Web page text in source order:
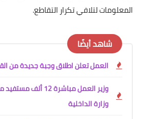
المعلومات لتلافي تكرار التقاطع.
شاهد أيضًا
العمل تعلن اطلاق وجبة جديدة من
وزير العمل مباشرة
وزارة الداخلية